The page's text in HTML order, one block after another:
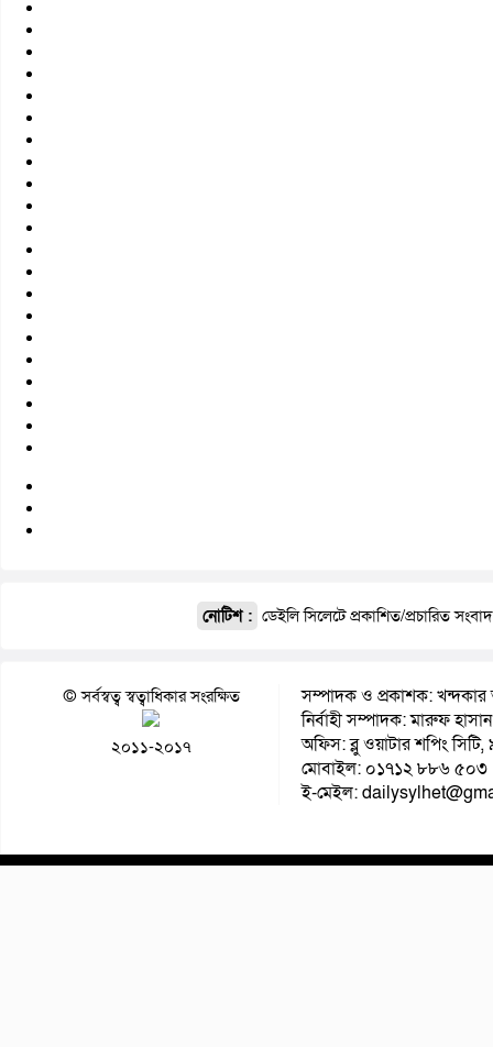
নোটিশ : ডেইলি সিলেটে প্রকাশিত/প্রচারিত
© সর্বস্বত্ব স্বত্বাধিকার সংরক্ষিত
২০১১-২০১৭
সম্পাদক ও প্রকাশক: খন্দকার
নির্বাহী সম্পাদক: মারুফ হাসান
অফিস: ব্লু ওয়াটার শপিং
মোবাইল: ০১৭১২ ৮৮৬ ৫০৩
ই-মেইল: